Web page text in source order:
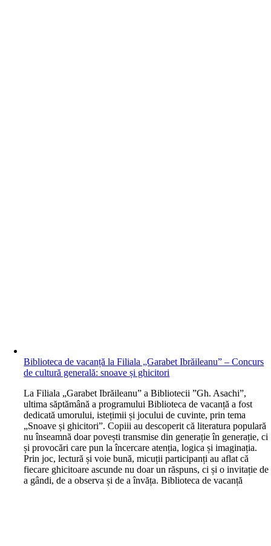
Biblioteca de vacanță la Filiala „Garabet Ibrăileanu” – Concurs
de cultură generală: snoave și ghicitori
La Filiala „Garabet Ibrăileanu” a Bibliotecii ”Gh. Asachi”,
ultima săptămână a programului Biblioteca de vacanță a fost
dedicată umorului, istețimii și jocului de cuvinte, prin tema
„Snoave și ghicitori”. Copiii au descoperit că literatura populară
nu înseamnă doar povești transmise din generație în generație, ci
și provocări care pun la încercare atenția, logica și imaginația.
Prin joc, lectură și voie bună, micuții participanți au aflat că
fiecare ghicitoare ascunde nu doar un răspuns, ci și o invitație de
a gândi, de a observa și de a învăța. Biblioteca de vacanță